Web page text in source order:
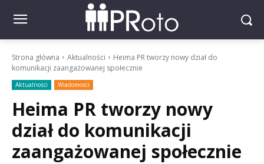
Strona główna Aktualności
Heima PR tworzy nowy dział do
komunikacji zaangażowanej społecznie
Aktualności Wiadomości
Heima PR tworzy nowy
dział do komunikacji
zaangażowanej społecznie